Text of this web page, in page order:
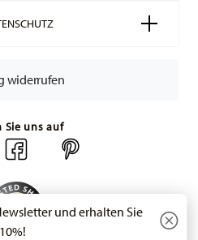
die Lieferzeiten in andere
. widerrufen
Sie uns auf
und erhalten Sie